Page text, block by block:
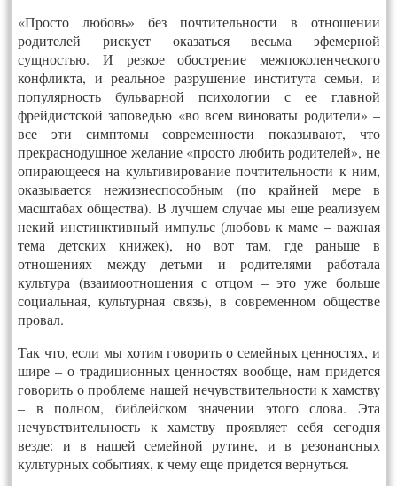
«Просто любовь» без почтительности в отношении
родителей рискует оказаться весьма эфемерной
сущностью. И резкое обострение межпоколенческого
конфликта, и реальное разрушение института семьи, и
популярность бульварной психологии с ее главной
фрейдистской заповедью «во всем виноваты родители» –
все эти симптомы современности показывают, что
прекраснодушное желание «просто любить родителей», не
опирающееся на культивирование почтительности к ним,
оказывается нежизнеспособным (по крайней мере в
масштабах общества). В лучшем случае мы еще реализуем
некий инстинктивный импульс (любовь к маме – важная
тема детских книжек), но вот там, где раньше в
отношениях между детьми и родителями работала
культура (взаимоотношения с отцом – это уже больше
социальная, культурная связь), в современном обществе
провал.
Так что, если мы хотим говорить о семейных ценностях, и
шире – о традиционных ценностях вообще, нам придется
говорить о проблеме нашей нечувствительности к хамству
– в полном, библейском значении этого слова. Эта
нечувствительность к хамству проявляет себя сегодня
везде: и в нашей семейной рутине, и в резонансных
культурных событиях, к чему еще придется вернуться.